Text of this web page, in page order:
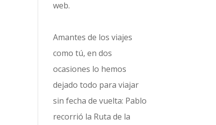
web.
Amantes de los viajes
como tú, en dos
ocasiones lo hemos
dejado todo para viajar
sin fecha de vuelta: Pablo
recorrió la Ruta de la